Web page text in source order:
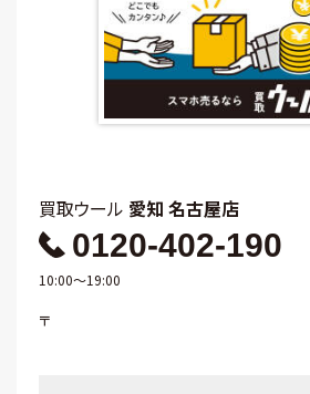
買取ウール 愛知 名古屋店
0120-402-190
10:00～19:00
〒